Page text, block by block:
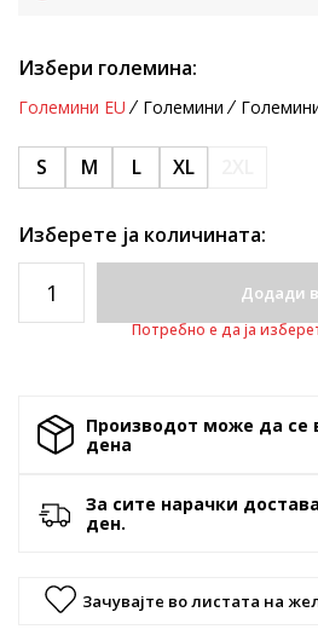
Избери големина:
Големини EU Големини
S M L XL
Изберете ја количината:
Додади
Потребно е да ја
Производот може да се
денa
За сите нарачки
ден.
Зачувајте во листата на